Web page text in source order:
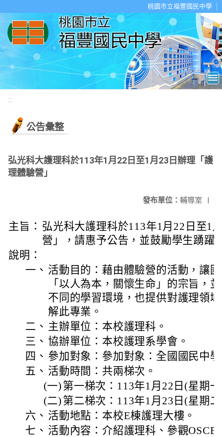
桃園市立福豐國民中學
:::
公告彙整
弘光科大護理科於113年1月22日至1月23日辦理「護
理體驗營」
發布單位： 輔導室 |
主旨： 弘光科大護理科於113年1月22日至1
營」，請惠予公告，並鼓勵學生踴躍
說明：
一、 活動目的：藉由體驗營的活動，讓
「以人為本，關懷生命」的宗旨，
不同的學習環境，也提供對護理領
解此專業。
二、 主辦單位：本校護理科。
三、 協辦單位：本校護理系學會。
四、 參加對象：參加對象：全國國民中
五、 活動時間：共兩梯次。
(一) 第一梯次：113年1月22日(星期
(二) 第二梯次：113年1月23日(星期
六、 活動地點：本校E棟護理大樓。
七、 活動內容：介紹護理科、參觀OSCE